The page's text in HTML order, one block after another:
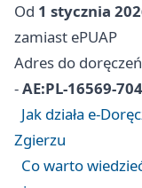
Od 1 stycznia
zamiast ePUAP
Adres do
-AE:PL-16569-
Jak działa
Zgierzu
Co warto